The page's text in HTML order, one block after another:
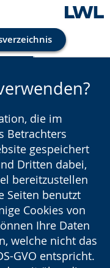
die im
Betrachters
gespeichert
Dritten dabei,
bereitzustellen
Seiten benutzt
Cookies von
Ihre Daten
welche nicht das
GVO entspricht.